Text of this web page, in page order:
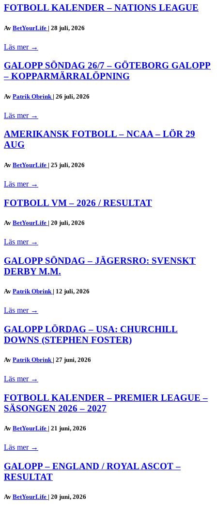
FOTBOLL KALENDER – NATIONS LEAGUE
Av BetYourLife | 28 juli, 2026
Läs mer →
GALOPP SÖNDAG 26/7 – GÖTEBORG GALOPP
– KOPPARMÄRRALÖPNING
Av Patrik Obrink | 26 juli, 2026
Läs mer →
AMERIKANSK FOTBOLL – NCAA – LÖR 29
AUG
Av BetYourLife | 25 juli, 2026
Läs mer →
FOTBOLL VM – 2026 / RESULTAT
Av BetYourLife | 20 juli, 2026
Läs mer →
GALOPP SÖNDAG – JÄGERSRO: SVENSKT
DERBY M.M.
Av Patrik Obrink | 12 juli, 2026
Läs mer →
GALOPP LÖRDAG – USA: CHURCHILL
DOWNS (STEPHEN FOSTER)
Av Patrik Obrink | 27 juni, 2026
Läs mer →
FOTBOLL KALENDER – PREMIER LEAGUE –
SÄSONGEN 2026 – 2027
Av BetYourLife | 21 juni, 2026
Läs mer →
GALOPP – ENGLAND / ROYAL ASCOT –
RESULTAT
Av BetYourLife | 20 juni, 2026